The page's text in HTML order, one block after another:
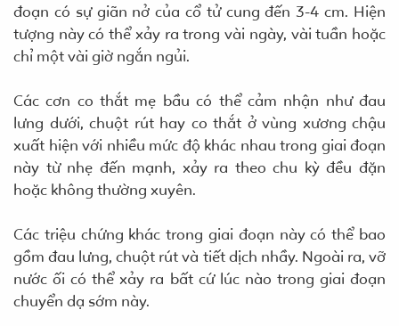
đoạn có sự giãn nở của cổ tử cung đến 3-4 cm. Hiện
tượng này có thể xảy ra trong vài ngày, vài tuần hoặc
chỉ một vài giờ ngắn ngủi.
Các cơn co thắt mẹ bầu có thể cảm nhận như đau
lưng dưới, chuột rút hay co thắt ở vùng xương chậu
xuất hiện với nhiều mức độ khác nhau trong giai đoạn
này từ nhẹ đến mạnh, xảy ra theo chu kỳ đều đặn
hoặc không thường xuyên.
Các triệu chứng khác trong giai đoạn này có thể bao
gồm đau lưng, chuột rút và tiết dịch nhầy. Ngoài ra, vỡ
nước ối có thể xảy ra bất cứ lúc nào trong giai đoạn
chuyển dạ sớm này.